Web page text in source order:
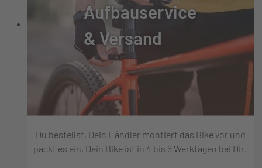
Aufbauservice
& Versand
Du bestellst, Dein Händler montiert das Bike vor und
packt es ein, Dein Bike ist in 4 bis 6 Werktagen bei Dir!